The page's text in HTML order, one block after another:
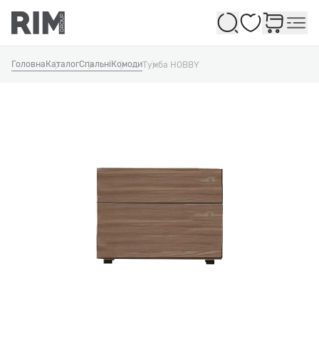
Обране
Головна КаталогСпальні КомодиТумба HOBBY